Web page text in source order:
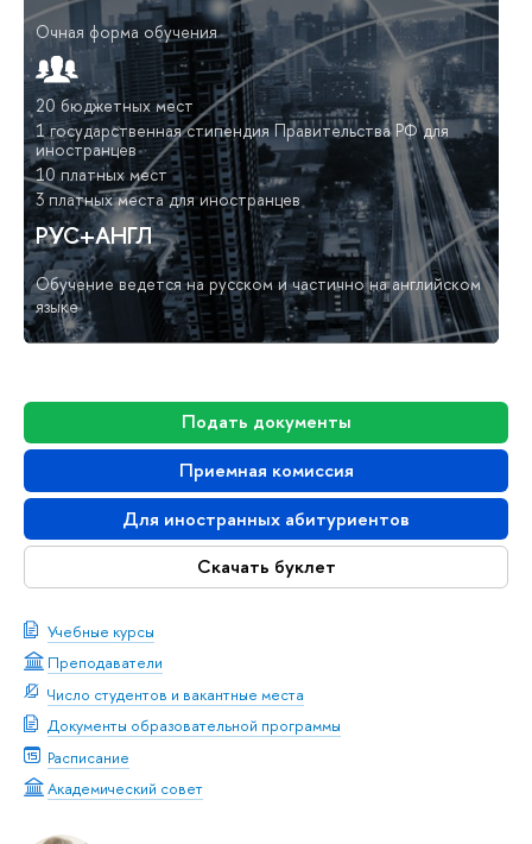
Подать документы
Приемная комиссия
Для иностранных абитуриентов
Скачать буклет
Учебные курсы
Преподаватели
Число студентов и вакантные места
Документы образовательной программы
Расписание
Академический совет
Очная форма обучения
20 бюджетных мест
1 государственная стипендия Правительства РФ для
иностранцев
10 платных мест
3 платных места для иностранцев
РУС+АНГЛ
Обучение ведется на русском и частично на английском
языке